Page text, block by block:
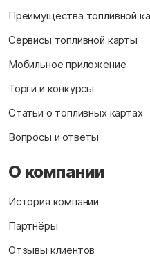
Преимущества топливной
Сервисы топливной карты
Мобильное приложение
Торги и конкурсы
Статьи о топливных картах
Вопросы и ответы
О компании
История компании
Партнёры
Отзывы клиентов